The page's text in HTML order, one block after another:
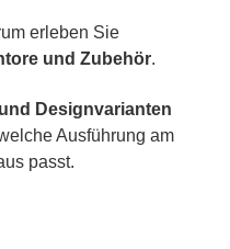
erleben Sie
und Zubehör.
Designvarianten
Ausführung am
passt.